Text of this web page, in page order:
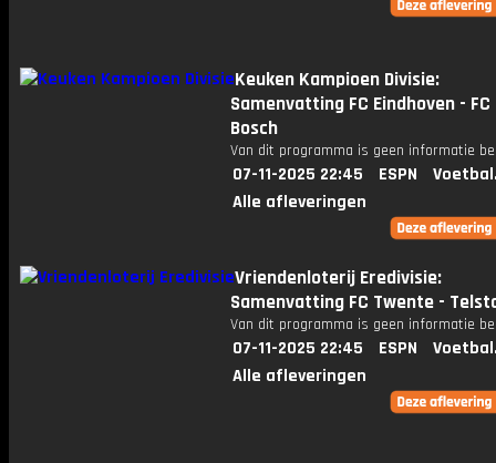
Keuken Kampioen Divisie:
Samenvatting FC Eindhoven - FC
Bosch
Van dit programma is geen informatie
07-11-2025 22:45 ESPN
Alle afleveringen
Vriendenloterij Eredivisie:
Samenvatting FC Twente -
Van dit programma is geen informatie
07-11-2025 22:45 ESPN
Alle afleveringen